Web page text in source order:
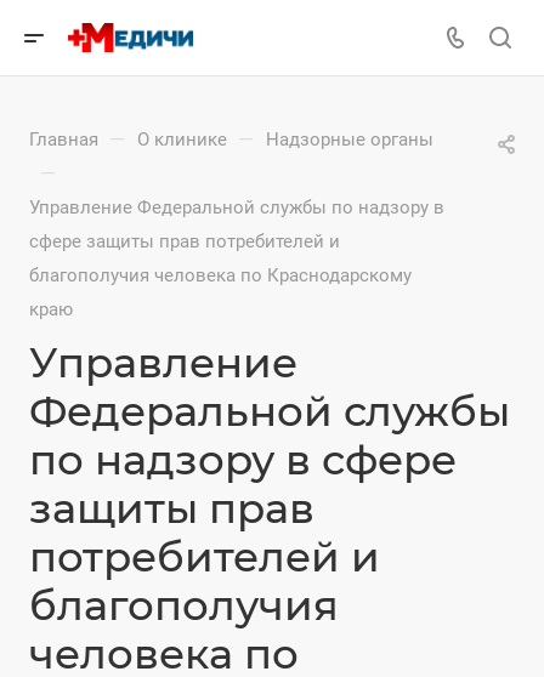
Главная — О клинике — Надзорные органы
—
Управление Федеральной службы по надзору в
сфере защиты прав потребителей и
благополучия человека по Краснодарскому
краю
Управление
Федеральной службы
по надзору в сфере
защиты прав
потребителей и
благополучия
человека по